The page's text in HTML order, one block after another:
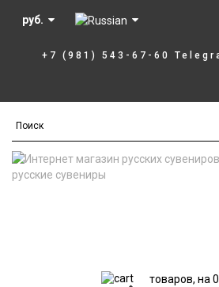
руб.
+7 (981) 543-67-60
товаров, на